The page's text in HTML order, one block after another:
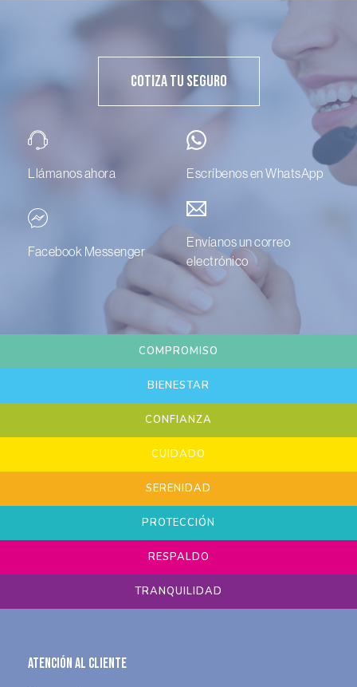
Cotiza Tu Seguro
Llámanos ahora Escríbenos en WhatsApp
Facebook Messenger
Envíanos un correo
electrónico
COMPROMISO
BIENESTAR
CONFIANZA
CUIDADO
SERENIDAD
PROTECCIÓN
RESPALDO
TRANQUILIDAD
Atención al Cliente